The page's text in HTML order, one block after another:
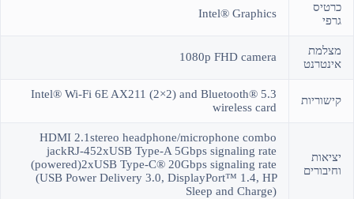
כרטיס
גרפי
Intel® Graphics
מצלמת
אינטרנט
1080p FHD camera
קישוריות
Intel® Wi-Fi 6E AX211 (2×2) and Bluetooth® 5.3
wireless card
יציאות
וחיבורים
HDMI 2.1stereo headphone/microphone combo
jackRJ-452xUSB Type-A 5Gbps signaling rate
(powered)2xUSB Type-C® 20Gbps signaling rate
(USB Power Delivery 3.0, DisplayPort™ 1.4, HP
Sleep and Charge)